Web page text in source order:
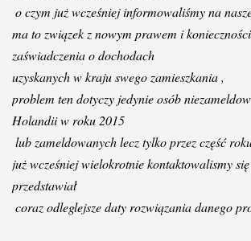
o czym jużwcześniejinformowaliśmy na
ma to związek z nowym prawem i
zaświadczenia o dochodach
uzyskanych w kraju swego zamieszkania ,
problem ten dotyczy jedynie osób
Holandii w roku 2015
lub zameldowanych lecz tylko przez część
jużwcześniej wielokrotnie kontaktowalismy
przedstawiał
coraz odleglejsze daty rozwiązania danego